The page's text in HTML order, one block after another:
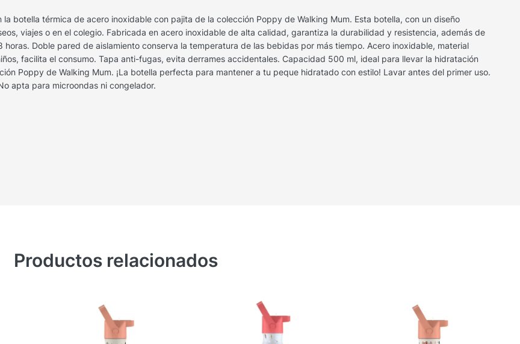
botella térmica de acero inoxidable con pajita de la colección Poppy de Walking Mum. Esta botella, con un diseño
viajes o en el colegio. Fabricada en acero inoxidable de alta calidad, garantiza la durabilidad y resistencia, además de
Doble pared de aislamiento conserva la temperatura de las bebidas por más tiempo. Acero inoxidable, material
facilita el consumo. Tapa anti-fugas, evita derrames accidentales. Capacidad 500 ml, ideal para llevar la hidratación
Poppy de Walking Mum. ¡La botella perfecta para mantener a tu peque hidratado con estilo! Lavar antes del primer uso.
apta para microondas ni congelador.
Productos relacionados